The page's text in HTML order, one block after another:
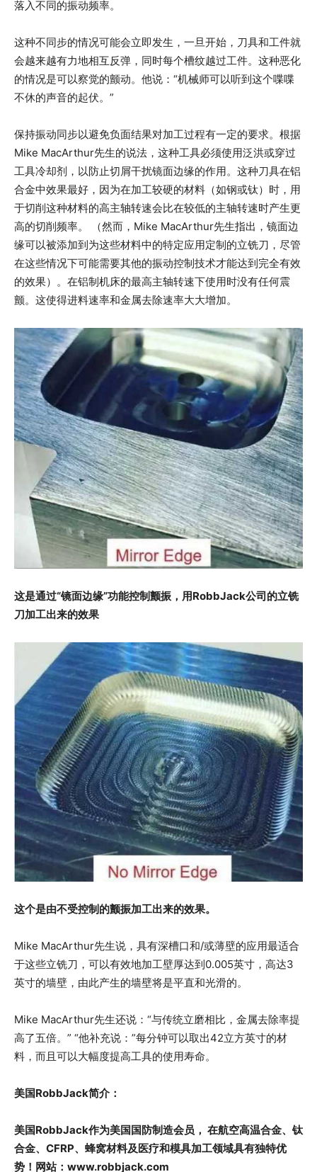
落入不同的振动频率。
这种不同步的情况可能会立即发生，一旦开始，刀具和工件就
会越来越有力地相互反弹，同时每个槽纹越过工件。这种恶化
的情况是可以察觉的颤动。他说：“机械师可以听到这个喋喋
不休的声音的起伏。”
保持振动同步以避免负面结果对加工过程有一定的要求。根据
Mike MacArthur先生的说法，这种工具必须使用泛洪或穿过
工具冷却剂，以防止切屑干扰镜面边缘的作用。这种刀具在铝
合金中效果最好，因为在加工较硬的材料（如钢或钛）时，用
于切削这种材料的高主轴转速会比在较低的主轴转速时产生更
高的切削频率。 （然而，Mike MacArthur先生指出，镜面边
缘可以被添加到为这些材料中的特定应用定制的立铣刀，尽管
在这些情况下可能需要其他的振动控制技术才能达到完全有效
的效果）。在铝制机床的最高主轴转速下使用时没有任何震
颤。这使得进料速率和金属去除速率大大增加。
这是通过“镜面边缘”功能控制颤振，用RobbJack公司的立铣
刀加工出来的效果
这个是由不受控制的颤振加工出来的效果。
Mike MacArthur先生说，具有深槽口和/或薄壁的应用最适合
于这些立铣刀，可以有效地加工壁厚达到0.005英寸，高达3
英寸的墙壁，由此产生的墙壁将是平直和光滑的。
Mike MacArthur先生还说：“与传统立磨相比，金属去除率提
高了五倍。” “他补充说：”每分钟可以取出42立方英寸的材
料，而且可以大幅度提高工具的使用寿命。
美国RobbJack简介：
美国RobbJack作为美国国防制造会员， 在航空高温合金、钛
合金、CFRP、蜂窝材料及医疗和模具加工领域具有独特优
势！网站：www.robbjack.com